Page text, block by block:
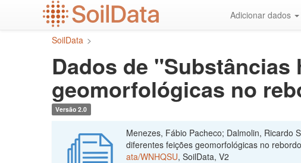
Adicionar dados
SoilData >
Dados de
geomorfológicas no
Versão 2.0
Menezes, Fábio Pacheco; Dalmolin, Ricardo
diferentes feições geomorfológicas no
ata/WNHQSU, SoilData, V2